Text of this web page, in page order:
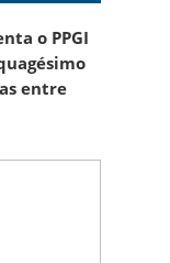
o PPGI
entre